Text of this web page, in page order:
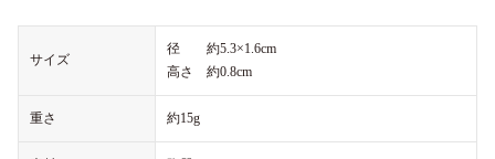
サイズ
径 約5.3×1.6cm
高さ 約0.8cm
重さ 約15g